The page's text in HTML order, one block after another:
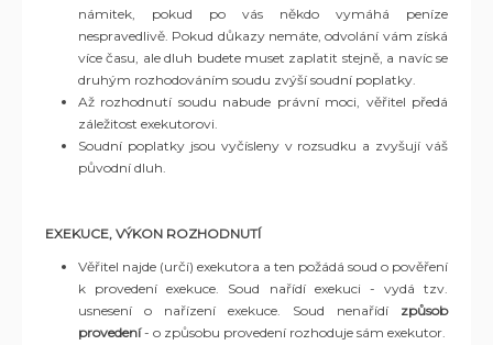
námitek, pokud po vás někdo vymáhá peníze
nespravedlivě. Pokud důkazy nemáte, odvolání vám získá
více času, ale dluh budete muset zaplatit stejně, a navíc se
druhým rozhodováním soudu zvýší soudní poplatky.
Až rozhodnutí soudu nabude právní moci, věřitel předá
záležitost exekutorovi.
Soudní poplatky jsou vyčísleny v rozsudku a zvyšují váš
původní dluh.
EXEKUCE, VÝKON ROZHODNUTÍ
Věřitel najde (určí) exekutora a ten požádá soud o pověření
k provedení exekuce. Soud nařídí exekuci - vydá tzv.
usnesení o nařízení exekuce. Soud nenařídí způsob
provedení- o způsobu provedení rozhoduje sám exekutor.